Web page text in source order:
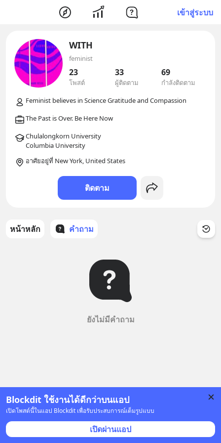
เข้าสู่ระบบ
Blockdit ใช้งานได้ดีกว่าบนแอป
เปิดโพสต์นี้ในแอป Blockdit เพื่อรับประสบการณ์เต็มรูปแบบ
เปิดผ่านแอป
WITH
feminist
23
โพสต์
33
ผู้ติดตาม
69
กำลังติดตาม
Chulalongkorn University
อาศัยอยู่ที่ New York, United States
ติดตาม
หน้าหลัก คำถาม
ยังไม่มีคำถาม